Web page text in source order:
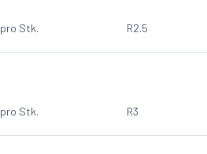
pro Stk. R2.5
pro Stk. R3